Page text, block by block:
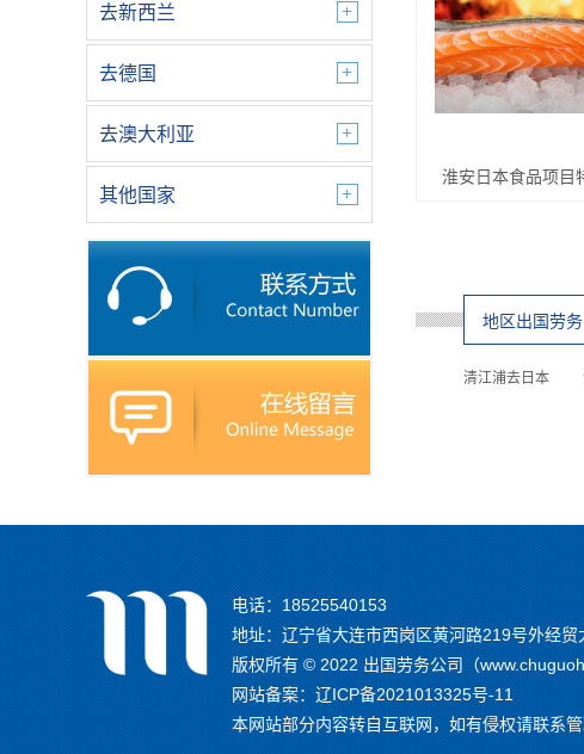
去新西兰
去德国
去澳大利亚
其他国家
淮安日本食品项目
地区出国劳务
清江浦去日本
电话：18525540153
地址：辽宁省大连市西岗区黄河路219号外经贸
版权所有 © 2022 出国劳务公司（
网站备案： 辽ICP备2021013325号-11
本网站部分内容转自互联网，如有侵权请联系管